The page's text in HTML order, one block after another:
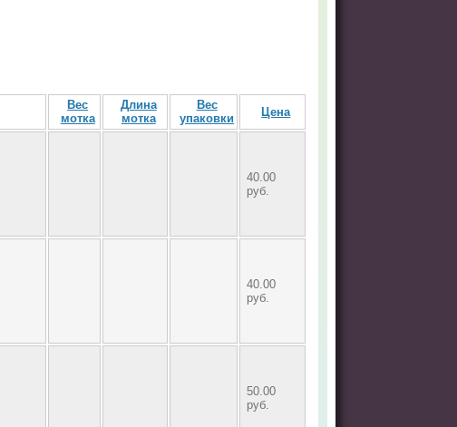
Вес
мотка
Длина
мотка
Вес
упаковки
Цена
40.00
руб.
40.00
руб.
50.00
руб.